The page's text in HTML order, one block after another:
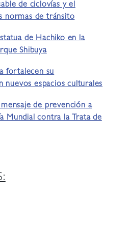
de ciclovías y el
normas de tránsito
de Hachiko en la
Shibuya
fortalecen su
nuevos espacios culturales
de prevención a
Mundial contra la Trata de